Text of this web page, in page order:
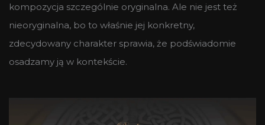
kompozycja szczególnie oryginalna. Ale nie jest też
nieoryginalna, bo to właśnie jej konkretny,
zdecydowany charakter sprawia, że podświadomie
osadzamy ją w kontekście.